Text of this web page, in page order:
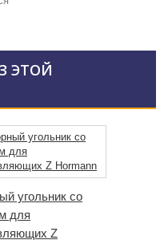
ЭТОЙ
угольник со
для
Z